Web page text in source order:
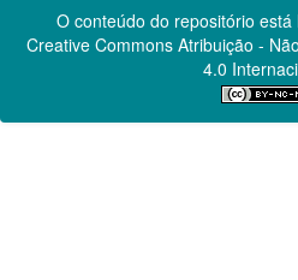
O conteúdo do repositório
Creative CommonsAtribuição -
4.0